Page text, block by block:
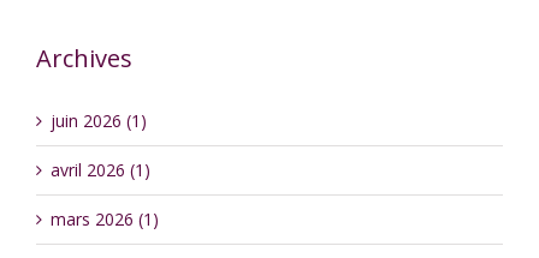
Archives
juin 2026 (1)
avril 2026 (1)
mars 2026 (1)